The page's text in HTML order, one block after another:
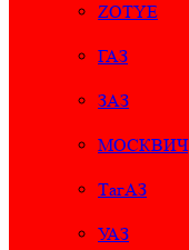
ZOTYE
ГАЗ
ЗАЗ
МОСКВИЧ
ТагАЗ
УАЗ